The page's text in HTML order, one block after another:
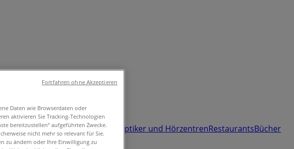
ParfümerieBaumärkte und
Kaufhäuser Reisen und Freizeit Optiker und HörzentrenRestaurantsBücher
Daten wie Browserdaten oder
aktivieren Sie Tracking-Technologien
bereitzustellen“ aufgeführten Zwecke.
nicht mehr so relevant für Sie.
zu ändern oder Ihre Einwilligung zu
Fortfahren ohne Akzeptieren